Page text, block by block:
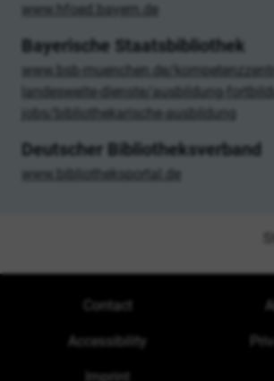
www.hfoed.bayern.de
Bayerische Staatsbibliothek
www.bsb-muenchen.de/
landesweite-dienste/ausbildung-
jobs/bibliothekarische-ausbildung
Deutscher Bibliotheksverband
www.bibliotheksportal.de
Contact
Accessibility
Imprint